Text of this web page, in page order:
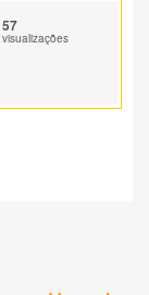
57
visualizações